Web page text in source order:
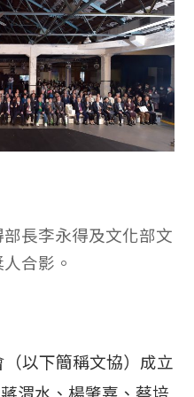
長李永得及文化部文
合影。
以下簡稱文協）成立